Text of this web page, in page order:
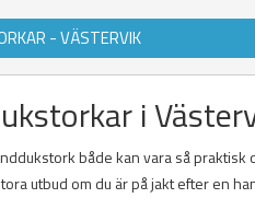
- VÄSTERVIK
i
både kan vara så
utbud om du är på jakt efter en